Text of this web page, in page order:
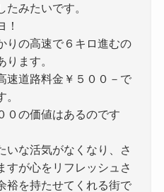
みたいです。
！
りの高速で６キロ進むの
ます。
速道路料金￥５００－で
０の価値はあるのです
いな活気がなくなり、さ
すが心をリフレッシュさ
裕を持たせてくれる街で